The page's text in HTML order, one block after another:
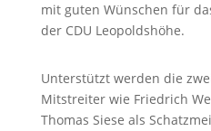
mit guten Wünschen für
der CDU Leopoldshöhe.
Unterstützt werden die
Mitstreiter wie Friedrich
Thomas Siese als